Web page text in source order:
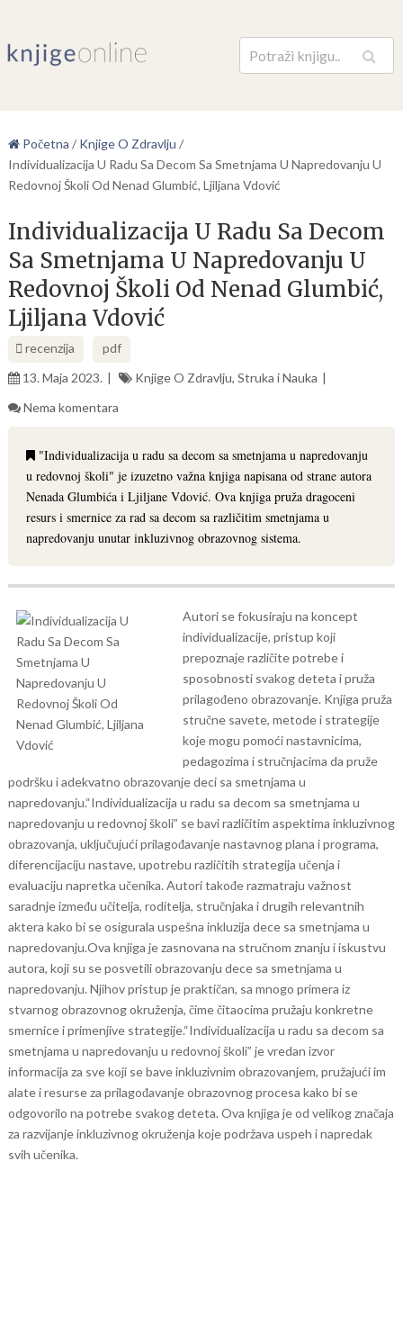
Pretraga
Početna / Knjige O Zdravlju /
Individualizacija U Radu Sa Decom Sa Smetnjama U Napredovanju U
Redovnoj Školi Od Nenad Glumbić, Ljiljana Vdović
Individualizacija U Radu Sa Decom
Sa Smetnjama U Napredovanju U
Redovnoj Školi Od Nenad Glumbić,
Ljiljana Vdović
recenzija
pdf
13. Maja 2023.
Knjige O Zdravlju, Struka i Nauka
Nema komentara
"Individualizacija u radu sa decom sa smetnjama u napredovanju
u redovnoj školi" je izuzetno važna knjiga napisana od strane autora
Nenada Glumbića i Ljiljane Vdović. Ova knjiga pruža dragoceni
resurs i smernice za rad sa decom sa različitim smetnjama u
napredovanju unutar inkluzivnog obrazovnog sistema.
Autori se fokusiraju na koncept
individualizacije, pristup koji
prepoznaje različite potrebe i
sposobnosti svakog deteta i pruža
prilagođeno obrazovanje. Knjiga pruža
stručne savete, metode i strategije
koje mogu pomoći nastavnicima,
pedagozima i stručnjacima da pruže
podršku i adekvatno obrazovanje deci sa smetnjama u
napredovanju.“Individualizacija u radu sa decom sa smetnjama u
napredovanju u redovnoj školi” se bavi različitim aspektima inkluzivnog
obrazovanja, uključujući prilagođavanje nastavnog plana i programa,
diferencijaciju nastave, upotrebu različitih strategija učenja i
evaluaciju napretka učenika. Autori takođe razmatraju važnost
saradnje između učitelja, roditelja, stručnjaka i drugih relevantnih
aktera kako bi se osigurala uspešna inkluzija dece sa smetnjama u
napredovanju.Ova knjiga je zasnovana na stručnom znanju i iskustvu
autora, koji su se posvetili obrazovanju dece sa smetnjama u
napredovanju. Njihov pristup je praktičan, sa mnogo primera iz
stvarnog obrazovnog okruženja, čime čitaocima pružaju konkretne
smernice i primenjive strategije.“Individualizacija u radu sa decom sa
smetnjama u napredovanju u redovnoj školi” je vredan izvor
informacija za sve koji se bave inkluzivnim obrazovanjem, pružajući im
alate i resurse za prilagođavanje obrazovnog procesa kako bi se
odgovorilo na potrebe svakog deteta. Ova knjiga je od velikog značaja
za razvijanje inkluzivnog okruženja koje podržava uspeh i napredak
svih učenika.